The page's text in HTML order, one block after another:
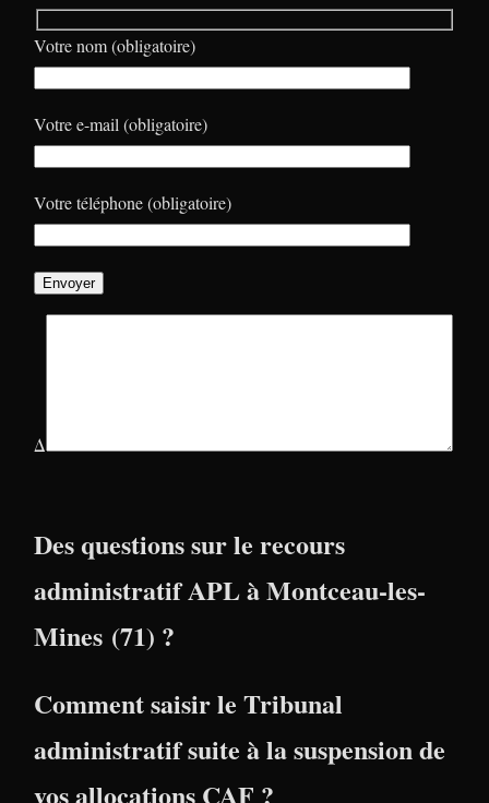
Votre nom (obligatoire)
Votre e-mail (obligatoire)
Votre téléphone (obligatoire)
Δ
Des questions sur le recours
administratif APL à Montceau-les-
Mines (71) ?
Comment saisir le Tribunal
administratif suite à la suspension de
vos allocations CAF ?